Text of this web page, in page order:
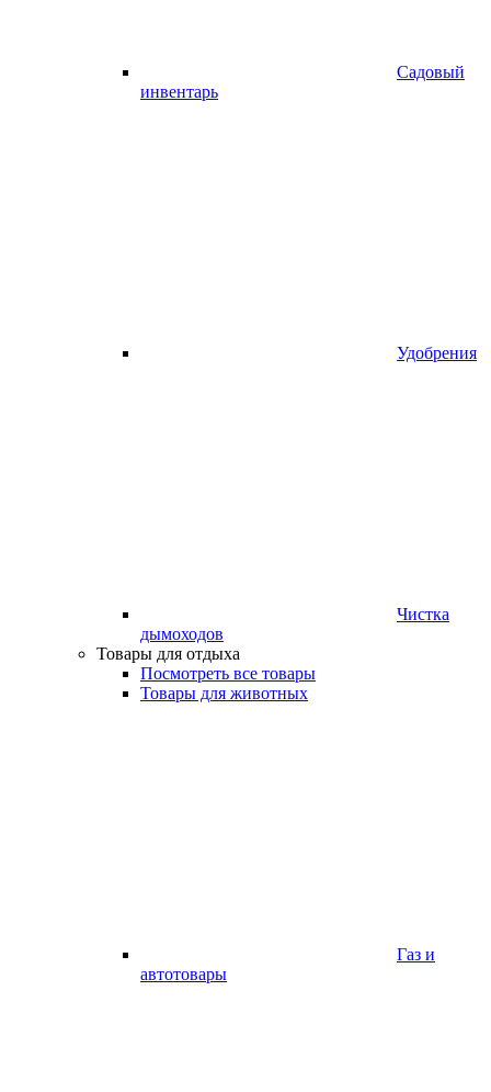
Садовый
инвентарь
Удобрения
Чистка
дымоходов
Товары для отдыха
Посмотреть все товары
Товары для животных
Газ и
автотовары